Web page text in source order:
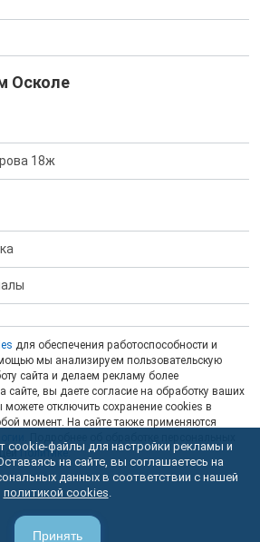
Осколе
18ж
для обеспечения работоспособности и
мы анализируем пользовательскую
сайта и делаем рекламу более
сайте, вы даете согласие на обработку ваших
отключить сохранение cookies в
момент. На сайте также применяются
Политике.
cookie-файлы для настройки рекламы и
на сайте, вы соглашаетесь на
данных в соответствии с нашей
политикой cookies.
Принять